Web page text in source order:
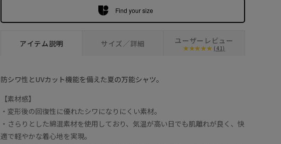
Find your size
アイテム説明 サイズ／詳細 ユーザーレビュー
(41)
防シワ性とUVカット機能を備えた夏の万能シャツ。
【素材感】
・変形後の回復性に優れたシワになりにくい素材。
・さらりとした綿混素材を使用しており、気温が高い日でも肌離れが良く、快
適で軽やかな着心地を実現。